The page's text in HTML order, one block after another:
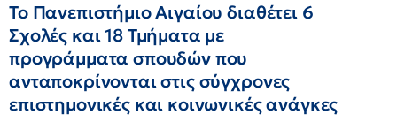
Το Πανεπιστήμιο Αιγαίου διαθέτει 6
Σχολές και 18 Τμήματα με
προγράμματα σπουδών που
ανταποκρίνονται στις σύγχρονες
επιστημονικές και κοινωνικές ανάγκες